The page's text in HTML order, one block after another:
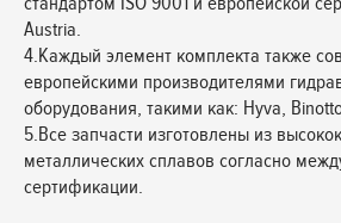
Austria.
4.Каждый элемент комплекта также
европейскими производителями
оборудования, такими как: Hyva,
5.Все запчасти изготовлены из
металлических сплавов согласно
сертификации.